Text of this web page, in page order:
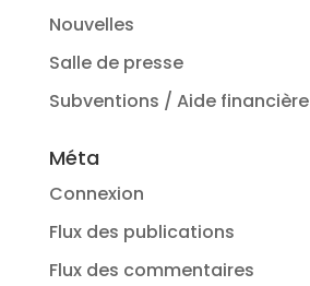
Nouvelles
Salle de presse
Subventions / Aide financière
Méta
Connexion
Flux des publications
Flux des commentaires